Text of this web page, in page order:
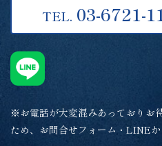
TEL. 03-6721-
※お電話が大変混みあっておりお
ため、お問合せフォーム・LINEか